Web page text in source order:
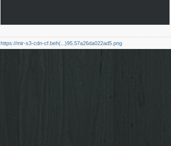
https://mir-s3-cdn-cf.beh(...)95.57a26da022ad5.png